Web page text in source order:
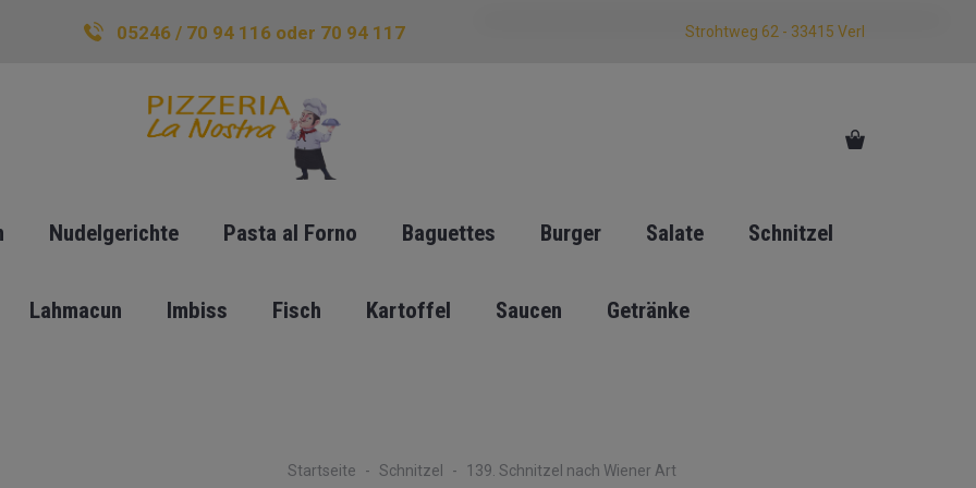
05246 / 70 94 116 oder 70 94 117 Strohtweg 62 - 33415 Verl
Nudelgerichte Pasta al Forno Baguettes Burger Salate Schnitzel
Lahmacun Imbiss Fisch Kartoffel Saucen Getränke
Startseite Schnitzel 139. Schnitzel nach Wiener Art